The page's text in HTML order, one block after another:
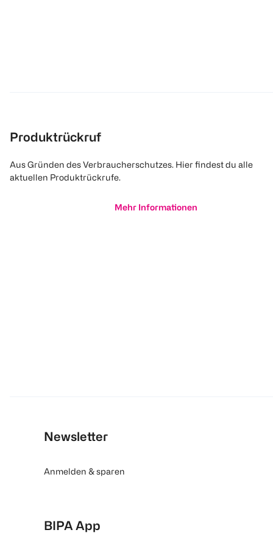
Produktrückruf
Aus Gründen des Verbraucherschutzes. Hier findest du alle
aktuellen Produktrückrufe.
Mehr Informationen
Newsletter
Anmelden & sparen
BIPA App